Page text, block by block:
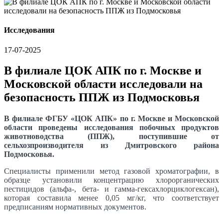
Исследования
17-07-2025
В филиале ЦОК АПК по г. Москве и
Московской области исследовали на
безопасность ППЖ из Подмосковья
В филиале ФГБУ «ЦОК АПК» по г. Москве и Московской
области проведены исследования побочных продуктов
животноводства (ППЖ), поступившие от
сельхозпроизводителя из Дмитровского района
Подмосковья.
Специалисты применили метод газовой хроматографии, в
образце установили концентрацию хлорорганических
пестицидов (альфа-, бета- и гамма-гексахлорциклогексан),
которая составила менее 0,05 мг/кг, что соответствует
предписаниям нормативных документов.